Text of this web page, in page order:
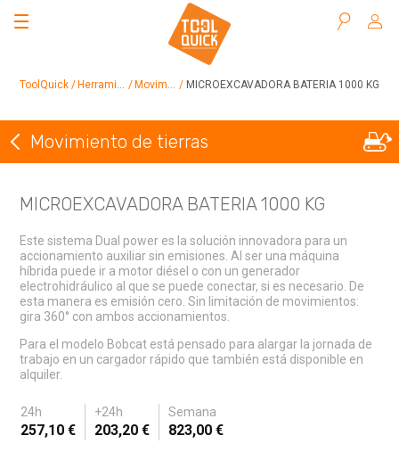
ToolQuick Herramientas en alquiler Movimiento de tierras MICROEXCAVADORA BATERIA 1000 KG
Volver a Movimiento de tierras
Movimiento de tierras
MICROEXCAVADORA BATERIA 1000 KG
Este sistema Dual power es la solución innovadora para un
accionamiento auxiliar sin emisiones. Al ser una máquina
híbrida puede ir a motor diésel o con un generador
electrohidráulico al que se puede conectar, si es necesario. De
esta manera es emisión cero. Sin limitación de movimientos:
gira 360° con ambos accionamientos.
Para el modelo Bobcat está pensado para alargar la jornada de
trabajo en un cargador rápido que también está disponible en
alquiler.
24h +24h Semana
257,10 € 203,20 € 823,00 €